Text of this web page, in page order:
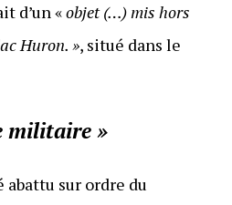
d’un «objet (…) mis hors
Huron. », situé dans le
militaire »
sur ordre du